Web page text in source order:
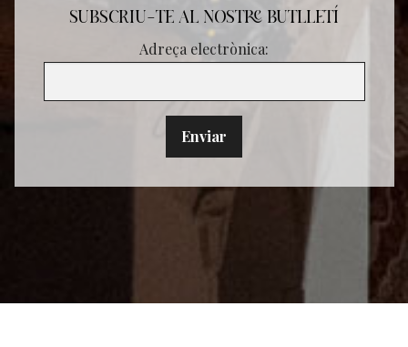
SUBSCRIU-TE AL NOSTRE BUTLLETÍ
Adreça electrònica: